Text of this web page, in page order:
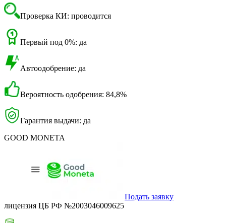
Проверка КИ: проводится
Первый под 0%: да
Автоодобрение: да
Вероятность одобрения: 84,8%
Гарантия выдачи: да
GOOD MONETA
Подать заявку
лицензия ЦБ РФ №2003046009625